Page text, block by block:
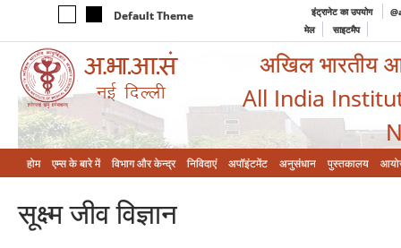
Default Theme इंट्रानेट का उपयोग
मेल
साइटमैप
अखिल भारतीय
All India
होम एम्‍स के बारे में विभाग और केन्‍द्र निविदाएं अपॉइंटमेंट अनुसंधान पुस्तकालय
सूक्ष्‍म जीव विज्ञान